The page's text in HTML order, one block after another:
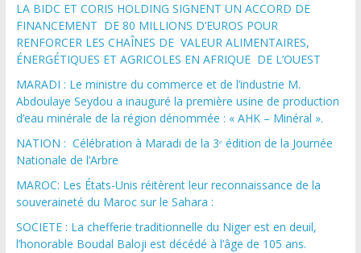
LA BIDC ET CORIS HOLDING SIGNENT UN ACCORD DE
FINANCEMENT DE 80 MILLIONS D’EUROS POUR
RENFORCER LES CHAÎNES DE VALEUR ALIMENTAIRES,
ÉNERGÉTIQUES ET AGRICOLES EN AFRIQUE DE L’OUEST
MARADI : Le ministre du commerce et de l’industrie M.
Abdoulaye Seydou a inauguré la première usine de production
d’eau minérale de la région dénommée : « AHK – Minéral ».
NATION : Célébration à Maradi de la 3ᵉ édition de la Journée
Nationale de l’Arbre
MAROC: Les États-Unis réitèrent leur reconnaissance de la
souveraineté du Maroc sur le Sahara :
SOCIETE : La chefferie traditionnelle du Niger est en deuil,
l’honorable Boudal Baloji est décédé à l’âge de 105 ans.